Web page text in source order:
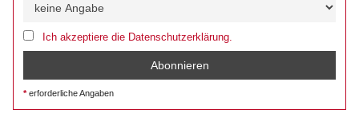
Ich akzeptiere die Datenschutzerklärung.
erforderliche Angaben